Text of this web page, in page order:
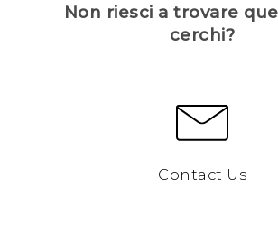
Non riesci a trovare
cerchi?
Contact Us